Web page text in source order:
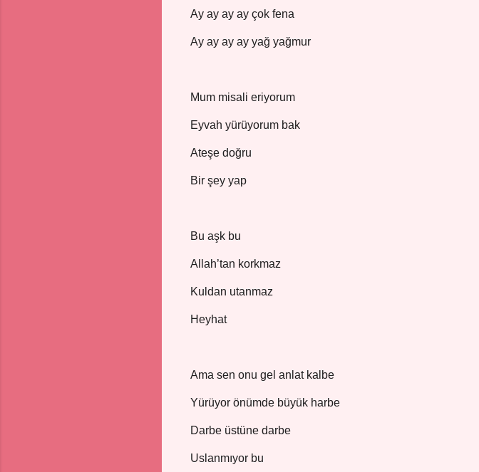
Ay ay ay ay çok fena
Ay ay ay ay yağ yağmur
Mum misali eriyorum
Eyvah yürüyorum bak
Ateşe doğru
Bir şey yap
Bu aşk bu
Allah’tan korkmaz
Kuldan utanmaz
Heyhat
Ama sen onu gel anlat kalbe
Yürüyor önümde büyük harbe
Darbe üstüne darbe
Uslanmıyor bu